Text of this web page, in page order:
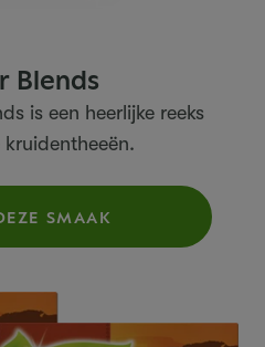
Blends
is een heerlijke reeks
SMAAK